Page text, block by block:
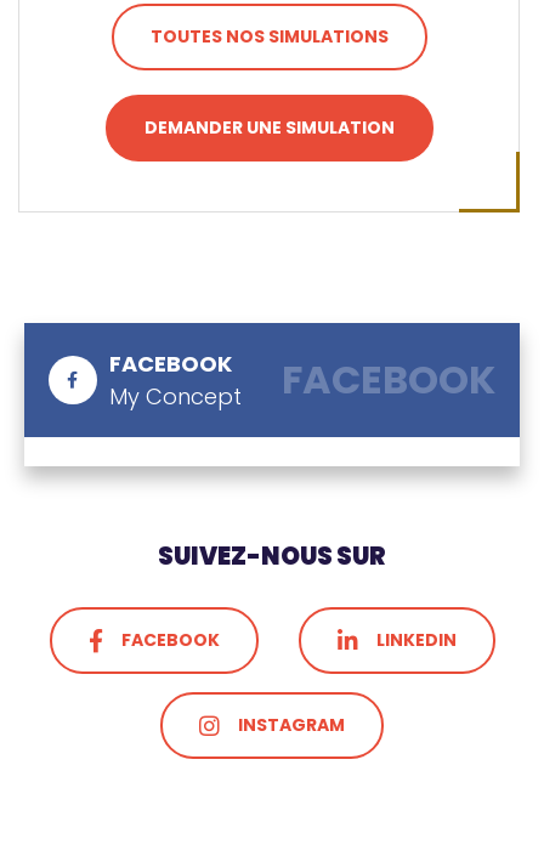
TOUTES NOS SIMULATIONS
DEMANDER UNE SIMULATION
FACEBOOK
My Concept
FACEBOOK
SUIVEZ-NOUS SUR
FACEBOOK LINKEDIN
INSTAGRAM